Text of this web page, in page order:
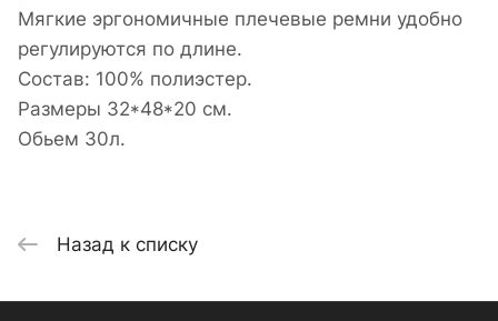
Мягкие эргономичные плечевые ремни удобно
регулируются по длине.
Состав: 100% полиэстер.
Размеры 32*48*20 см.
Обьем 30л.
Назад к списку